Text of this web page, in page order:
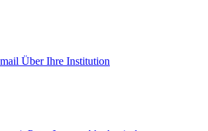
Über Ihre Institution